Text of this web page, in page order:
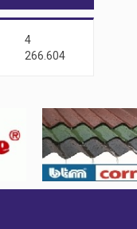
4
266.604